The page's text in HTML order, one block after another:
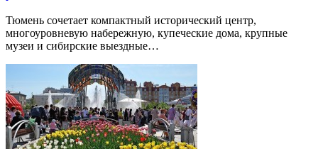
Тюмень сочетает компактный исторический центр,
многоуровневую набережную, купеческие дома, крупные
музеи и сибирские выездные…